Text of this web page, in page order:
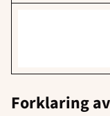
Forklaring